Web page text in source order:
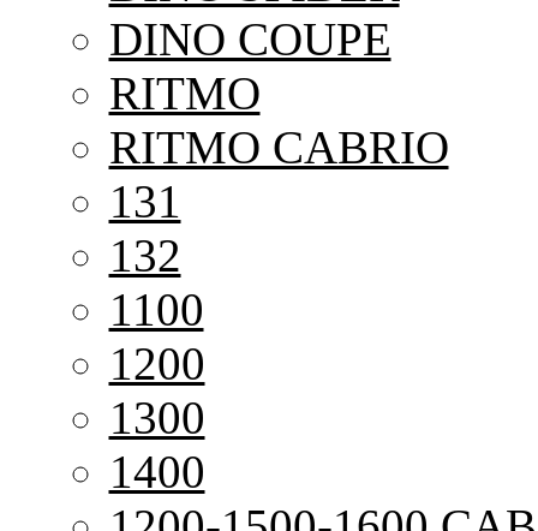
DINO COUPE
RITMO
RITMO CABRIO
131
132
1100
1200
1300
1400